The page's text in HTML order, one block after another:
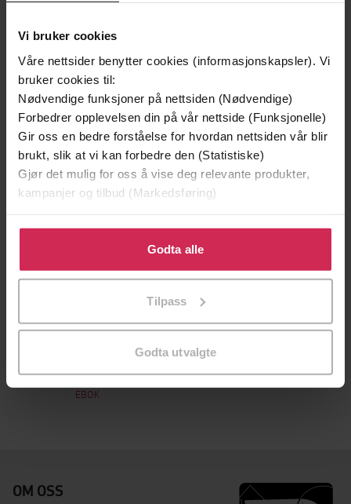
Vi bruker cookies
Våre nettsider benytter cookies (informasjonskapsler). Vi
bruker cookies til:
Nødvendige funksjoner på nettsiden (Nødvendige)
Forbedrer opplevelsen din på vår nettside (Funksjonelle)
Gir oss en bedre forståelse for hvordan nettsiden vår blir
brukt, slik at vi kan forbedre den (Statistiske)
Gjør det mulig for oss å vise deg relevante produkter,
kampanjer og tilbud (Markedsføring)
Klikk på «Godta alle» for å gi oss ditt samtykke til å
bruke cookies for alle disse formålene. Du kan også
tilpasse ditt samtykke til spesifikke formål ved å klikke
Godta alle
Tilpass
Godta utvalgte
EBOK
119,-
Et år med broderi
Warunee Bolstad
EBOK
OM OSS